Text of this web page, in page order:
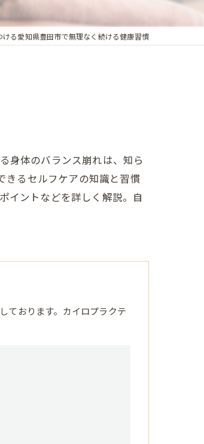
る愛知県豊田市で無理なく続ける健康習慣
身体のバランス崩れは、知ら
きるセルフケアの知識と習慣
イントなどを詳しく解説。自
ております。カイロプラクテ